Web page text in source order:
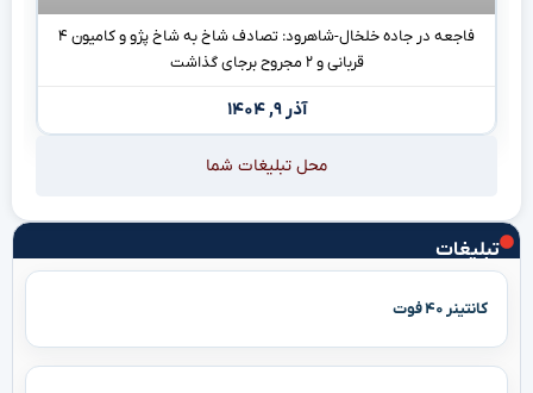
تبلیغات
کانتینر ۴۰ فوت
فاجعه در جاده خلخال-شاهرود: تصادف شاخ به شاخ پژو و کامیون ۴
قربانی و ۲ مجروح برجای گذاشت
آذر ۹, ۱۴۰۴
محل تبلیغات شما